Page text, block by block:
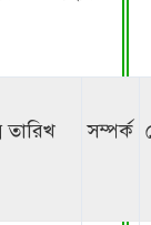
তারিখ সম্পর্ক